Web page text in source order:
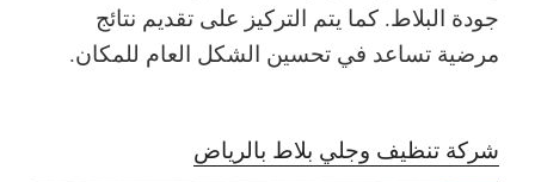
جودة البلاط. كما يتم التركيز على تقديم نتائج
مرضية تساعد في تحسين الشكل العام للمكان.
شركة تنظيف وجلي بلاط بالرياض